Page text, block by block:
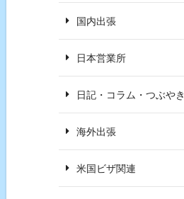
国内出張
日本営業所
日記・コラム・つぶやき
海外出張
米国ビザ関連